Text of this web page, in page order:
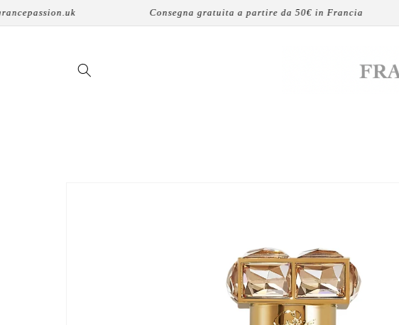
direttamente
ai contenuti
Consegna gratuita a partire da 50€ in Francia